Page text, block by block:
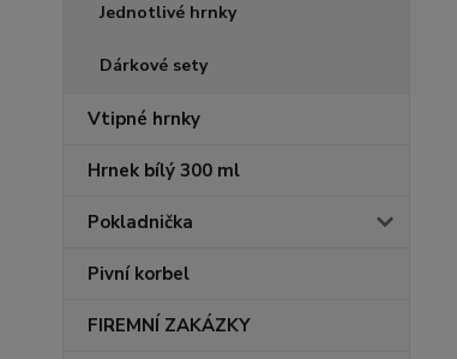
Jednotlivé hrnky
Dárkové sety
Vtipné hrnky
Hrnek bílý 300 ml
Pokladnička
Pivní korbel
FIREMNÍ ZAKÁZKY